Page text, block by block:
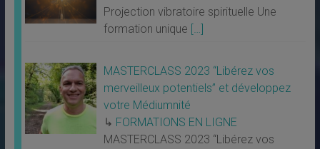
Projection vibratoire spirituelle Une
formation unique […]
MASTERCLASS 2023 “Libérez vos
merveilleux potentiels” et développez
votre Médiumnité
↳ FORMATIONS EN LIGNE
MASTERCLASS 2023 “Libérez vos